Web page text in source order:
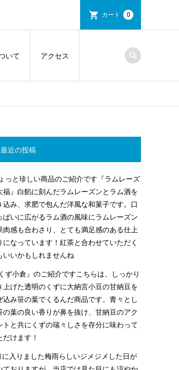
カート 0
いて アクセス
最近の投稿
っと珍しい商品のご紹介です『ラムレーズ
福』白餡に刻んだラムレーズンとラム酒を
込み、求肥で包んだ洋風な和菓子です。口
ぱいに広がるラム酒の風味にラムレーズン
肉感も合わさり、とても満足感のある仕上
になっています！紅茶と合わせていただく
いいかもしれませんね
ず小倉』のご紹介ですこちらは、しっかり
上げた透明のくずに大納言小豆の甘納豆を
込み笹の葉でくるんだ商品です。青々とし
の葉の良い香りが鼻を抜け、甘納豆のアク
トと共にくずの瑞々しさを存分に味わって
だけます！
に入りました梅雨らしいジメジメした日が